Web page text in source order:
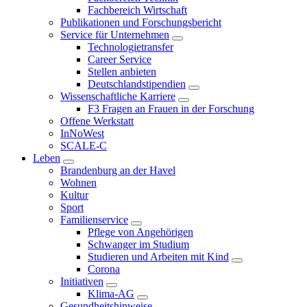
Fachbereich Wirtschaft
Publikationen und Forschungsbericht
Service für Unternehmen
Technologietransfer
Career Service
Stellen anbieten
Deutschlandstipendien
Wissenschaftliche Karriere
F3 Fragen an Frauen in der Forschung
Offene Werkstatt
InNoWest
SCALE-C
Leben
Brandenburg an der Havel
Wohnen
Kultur
Sport
Familienservice
Pflege von Angehörigen
Schwanger im Studium
Studieren und Arbeiten mit Kind
Corona
Initiativen
Klima-AG